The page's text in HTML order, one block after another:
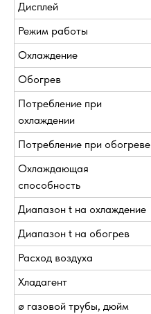
Дисплей
Режим работы
Охлаждение
Обогрев
Потребление при
охлаждении
Потребление при обогреве
Охлаждающая
способность
Диапазон t на охлаждение
Диапазон t на обогрев
Расход воздуха
Хладагент
ø газовой трубы, дюйм